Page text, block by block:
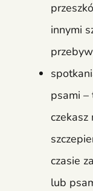
innymi
psami
czekasz
czasie
lub